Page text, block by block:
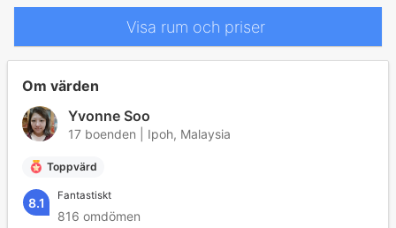
Visa rum och priser
Om värden
Yvonne Soo
17 boenden | Ipoh, Malaysia
Toppvärd
8.1 Fantastiskt
816 omdömen